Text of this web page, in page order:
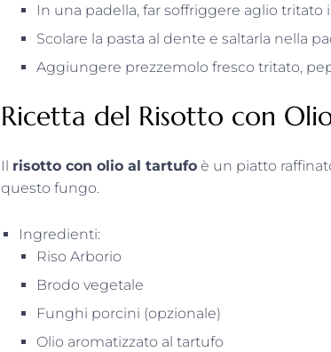
In una padella, far soffriggere aglio tritato
Scolare la pasta al dente e saltarla nella
Aggiungere prezzemolo fresco tritato,
Ricetta del Risotto con
Il risotto con olio al tartufo è un piatto
questo fungo.
Ingredienti:
Riso Arborio
Brodo vegetale
Funghi porcini (opzionale)
Olio aromatizzato al tartufo